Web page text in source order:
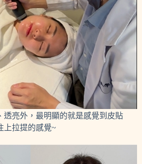
透亮外，最明顯的就是感覺到皮貼
上拉提的感覺~